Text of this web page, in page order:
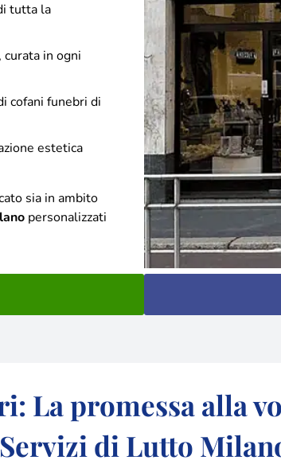
tutta la
in ogni
cofani funebri di
estetica
sia in ambito
personalizzati
La promessa alla
Servizi di Lutto